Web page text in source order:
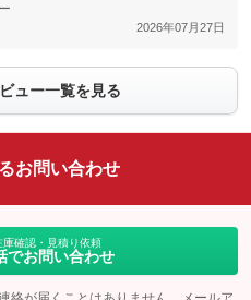
2026年07月27日
ュー一覧を見る
お問い合わせ
庫確認・見積り依頼
でお問い合わせ